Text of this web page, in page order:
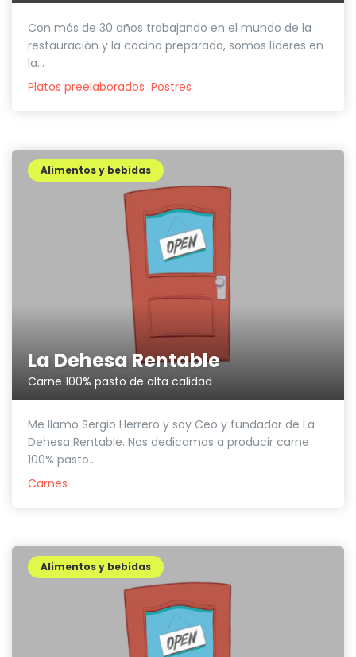
Con más de 30 años trabajando en el mundo de la
restauración y la cocina preparada, somos líderes en
la...
Platos preelaborados Postres
La Dehesa Rentable
Carne 100% pasto de alta calidad
Alimentos y bebidas
Me llamo Sergio Herrero y soy Ceo y fundador de La
Dehesa Rentable. Nos dedicamos a producir carne
100% pasto...
Carnes
Alimentos y bebidas